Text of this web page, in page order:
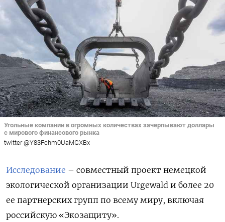
Угольные компании в огромных количествах зачерпывают доллары
с мирового финансового рынка
twitter @Y83Fchm0UaMGXBx
Исследование – совместный проект немецкой
экологической организации Urgewald и более 20
ее партнерских групп по всему миру, включая
российскую «Экозащиту».